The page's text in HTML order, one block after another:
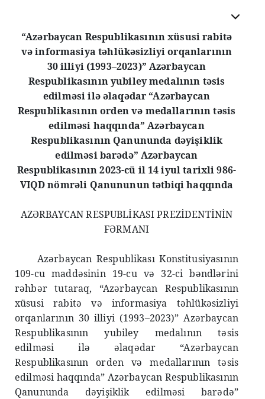
“Azərbaycan Respublikasının xüsusi rabitə
və informasiya təhlükəsizliyi orqanlarının
30 illiyi (1993–2023)” Azərbaycan
Respublikasının yubiley medalının təsis
edilməsi ilə əlaqədar “Azərbaycan
Respublikasının orden və medallarının təsis
edilməsi haqqında” Azərbaycan
Respublikasının Qanununda dəyişiklik
edilməsi barədə” Azərbaycan
Respublikasının 2023-cü il 14 iyul tarixli 986-
VIQD nömrəli Qanununun tətbiqi haqqında
AZƏRBAYCAN RESPUBLİKASI PREZİDENTİNİN
FƏRMANI
Azərbaycan Respublikası Konstitusiyasının
109-cu maddəsinin 19-cu və 32-ci bəndlərini
rəhbər tutaraq, “Azərbaycan Respublikasının
xüsusi rabitə və informasiya təhlükəsizliyi
orqanlarının 30 illiyi (1993–2023)” Azərbaycan
Respublikasının yubiley medalının təsis
edilməsi ilə əlaqədar “Azərbaycan
Respublikasının orden və medallarının təsis
edilməsi haqqında” Azərbaycan Respublikasının
Qanununda dəyişiklik edilməsi barədə”